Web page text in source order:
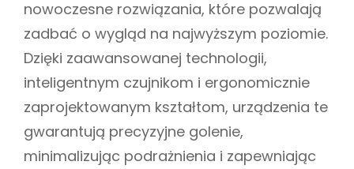
nowoczesne rozwiązania, które pozwalają
zadbać o wygląd na najwyższym poziomie.
Dzięki zaawansowanej technologii,
inteligentnym czujnikom i ergonomicznie
zaprojektowanym kształtom, urządzenia te
gwarantują precyzyjne golenie,
minimalizując podrażnienia i zapewniając